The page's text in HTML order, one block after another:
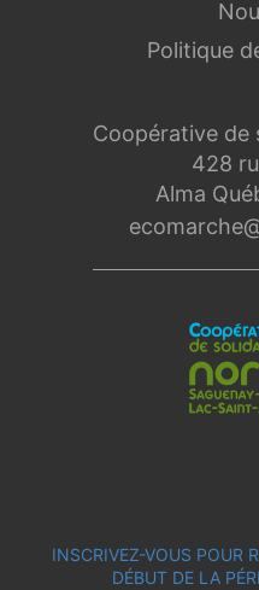
Coopérative de
428
Alma
Politique
INSCRIVEZ-VOUS POUR
DÉBUT DE LA